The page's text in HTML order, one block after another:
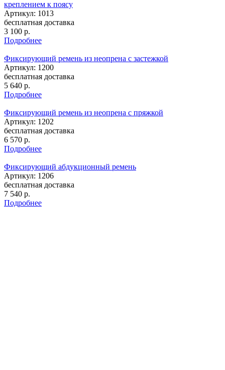
креплением к поясу
Артикул: 1013
бесплатная доставка
3 100 р.
Подробнее
Фиксирующий ремень из неопрена с застежкой
Артикул: 1200
бесплатная доставка
5 640 р.
Подробнее
Фиксирующий ремень из неопрена с пряжкой
Артикул: 1202
бесплатная доставка
6 570 р.
Подробнее
Фиксирующий абдукционный ремень
Артикул: 1206
бесплатная доставка
7 540 р.
Подробнее